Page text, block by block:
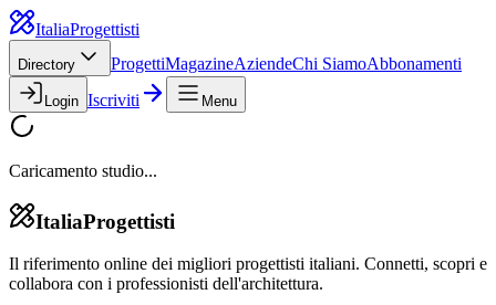
ItaliaProgettisti
Directory ProgettiMagazineAziendeChi SiamoAbbonamenti
Login Iscriviti Menu
Caricamento studio...
ItaliaProgettisti
Il riferimento online dei migliori progettisti italiani. Connetti, scopri e
collabora con i professionisti dell'architettura.